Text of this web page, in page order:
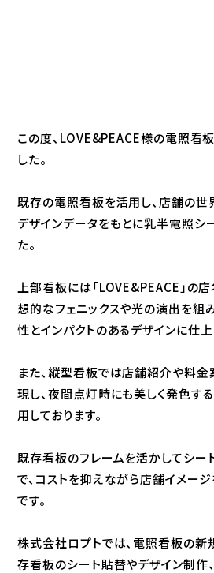
この度、LOVE&PEACE様の電照看
した。
既存の電照看板を活用し、店舗の世
デザインデータをもとに乳半電照シ
た。
上部看板には「LOVE&PEACE」の
想的なフェニックスや光の演出を組
性とインパクトのあるデザインに仕上
また、縦型看板では店舗紹介や料金
現し、夜間点灯時にも美しく発色す
用しております。
既存看板のフレームを活かしてシー
で、コストを抑えながら店舗イメー
です。
株式会社ロプトでは、電照看板の新
存看板のシート貼替やデザイン制作